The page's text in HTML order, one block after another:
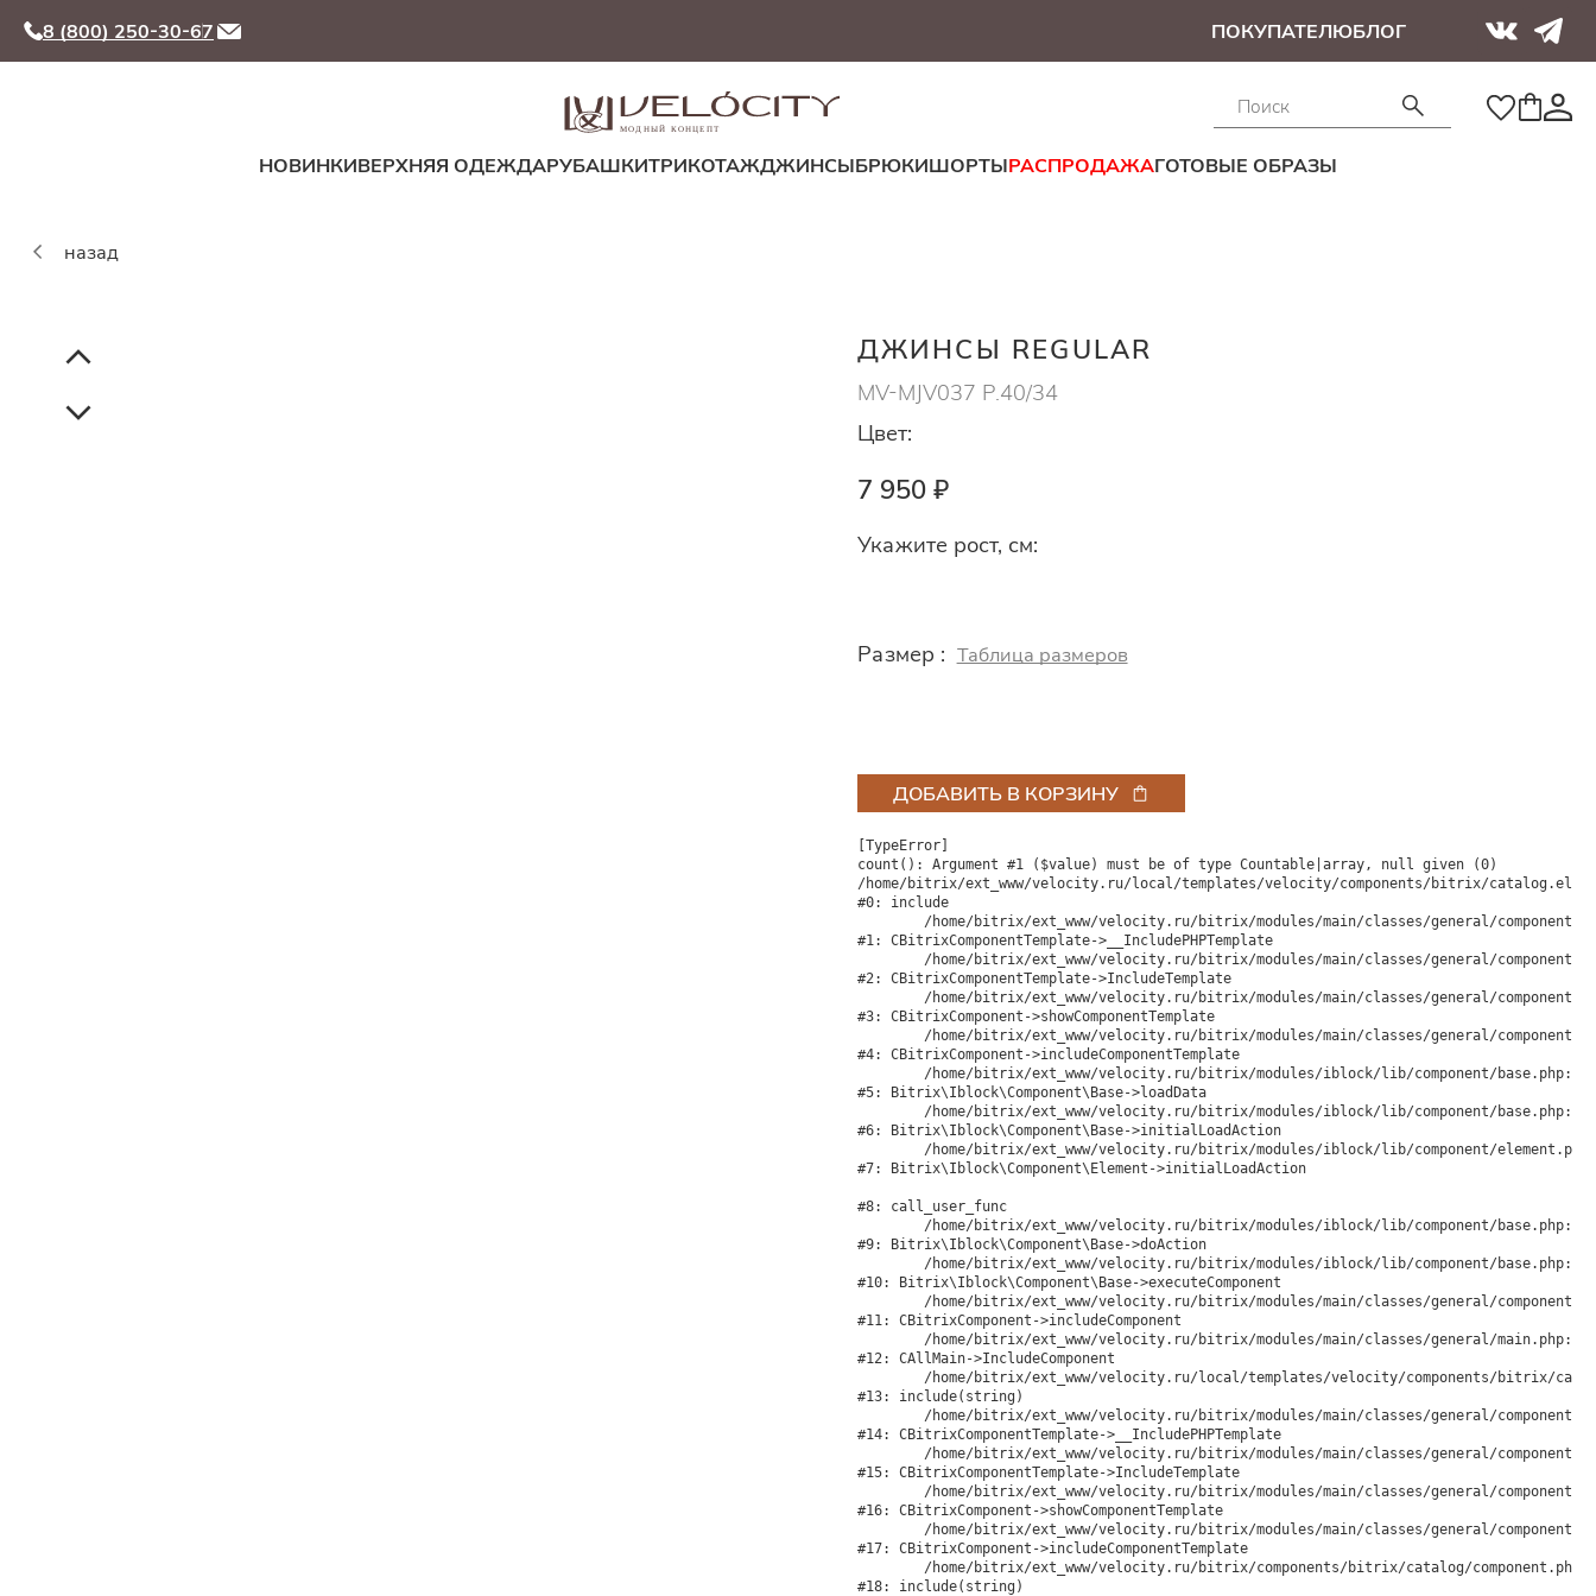
8 (800) 250-30-67 ПОКУПАТЕЛЮБЛОГ
МОДНЫЙ КОНЦЕПТ
НОВИНКИВЕРХНЯЯ ОДЕЖДАРУБАШКИТРИКОТАЖДЖИНСЫБРЮКИШОРТЫРАСПРОДАЖАГОТОВЫЕ ОБРАЗЫ
назад
ДЖИНСЫ REGULAR
MV-MJV037 Р.40/34
Цвет:
7 950 ₽
Укажите рост, см:
Размер : Таблица размеров
ДОБАВИТЬ В КОРЗИНУ
[TypeError]
count(): Argument #1 ($value) must be of type Countable|array, null given (0)
/home/bitrix/ext_www/velocity.ru/local/templates/velocity/components/bitrix/
#0: include
#1: CBitrixComponentTemplate->__IncludePHPTemplate
#2: CBitrixComponentTemplate->IncludeTemplate
#3: CBitrixComponent->showComponentTemplate
#4: CBitrixComponent->includeComponentTemplate
#5: Bitrix\Iblock\Component\Base->loadData
#6: Bitrix\Iblock\Component\Base->initialLoadAction
#7: Bitrix\Iblock\Component\Element->initialLoadAction
#8: call_user_func
#9: Bitrix\Iblock\Component\Base->doAction
#10: Bitrix\Iblock\Component\Base->executeComponent
#11: CBitrixComponent->includeComponent
#12: CAllMain->IncludeComponent
#13: include(string)
#14: CBitrixComponentTemplate->__IncludePHPTemplate
#15: CBitrixComponentTemplate->IncludeTemplate
#16: CBitrixComponent->showComponentTemplate
#17: CBitrixComponent->includeComponentTemplate
#18: include(string)